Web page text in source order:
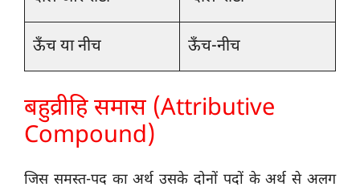
ऊँच या नीच ऊँच-नीच
बहुव्रीहि समास (Attributive
Compound)
जिस समस्त-पद का अर्थ उसके दोनों पदों के अर्थ से अलग